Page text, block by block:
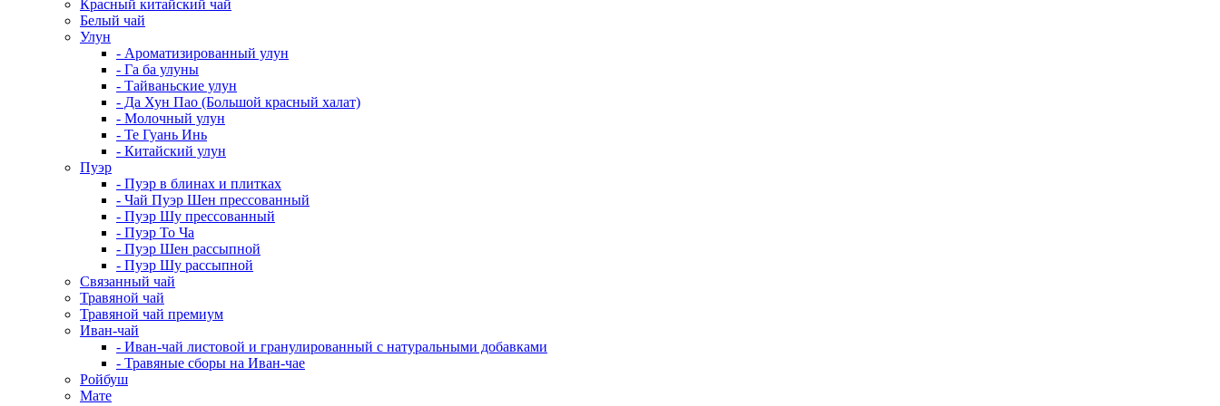
Красный китайский чай
Белый чай
Улун
- Ароматизированный улун
- Га ба улуны
- Тайваньские улун
- Да Хун Пао (Большой красный халат)
- Молочный улун
- Те Гуань Инь
- Китайский улун
Пуэр
- Пуэр в блинах и плитках
- Чай Пуэр Шен прессованный
- Пуэр Шу прессованный
- Пуэр То Ча
- Пуэр Шен рассыпной
- Пуэр Шу рассыпной
Связанный чай
Травяной чай
Травяной чай премиум
Иван-чай
- Иван-чай листовой и гранулированный с натуральными добавками
- Травяные сборы на Иван-чае
Ройбуш
Мате